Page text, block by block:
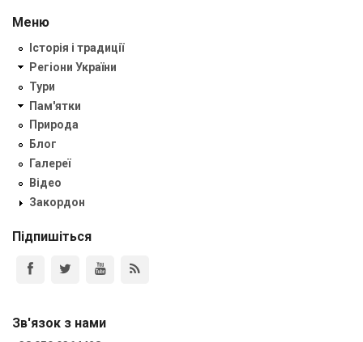
Меню
Історія і традиції
Регіони України
Тури
Пам'ятки
Природа
Блог
Галереї
Відео
Закордон
Підпишіться
Зв'язок з нами